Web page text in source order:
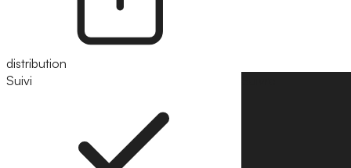
distribution
Suivi